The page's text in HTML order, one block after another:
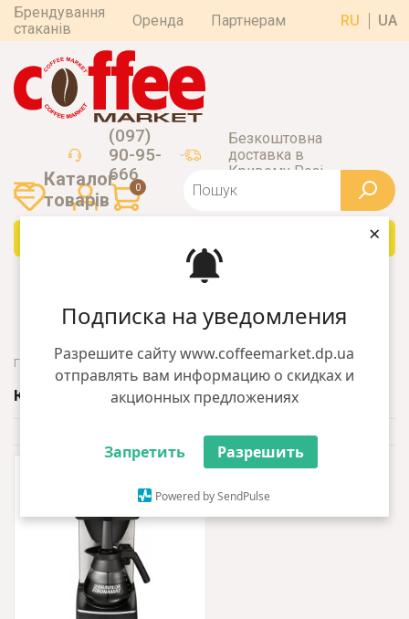
Подписка на уведомления
Разрешите сайту www.coffeemarket.dp.ua
отправлять вам информацию о скидках и
акционных предложениях
Запретить Разрешить
Powered by SendPulse
×
Брендування
стаканів
Оренда Партнерам RU UA
(097)
90-95-
666
Безкоштовна
доставка в
Кривому Розі
0
Каталог
товарiв
Головна Обладнання Крапельні кавоварки
КРАПЕЛЬНІ КАВОВАРКИ